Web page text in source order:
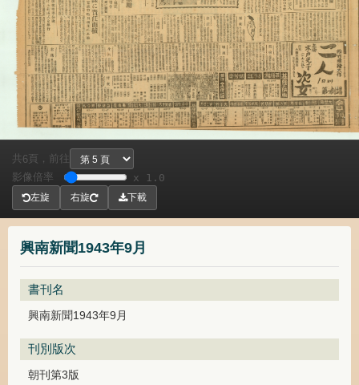
興南新聞1943年9月
書刊名
興南新聞1943年9月
刊別版次
朝刊第3版
共 6頁， 前往
影像倍率
x 1.0
左旋 右旋 下載